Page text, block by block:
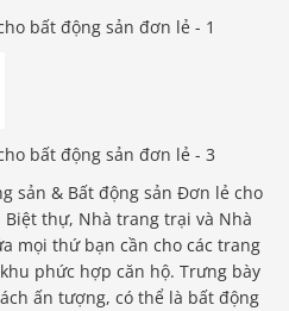
sản & Bất động sản Đơn lẻ cho
Biệt thự, Nhà trang trại và Nhà
mọi thứ bạn cần cho các trang
phức hợp căn hộ. Trưng bày
ấn tượng, có thể là bất động